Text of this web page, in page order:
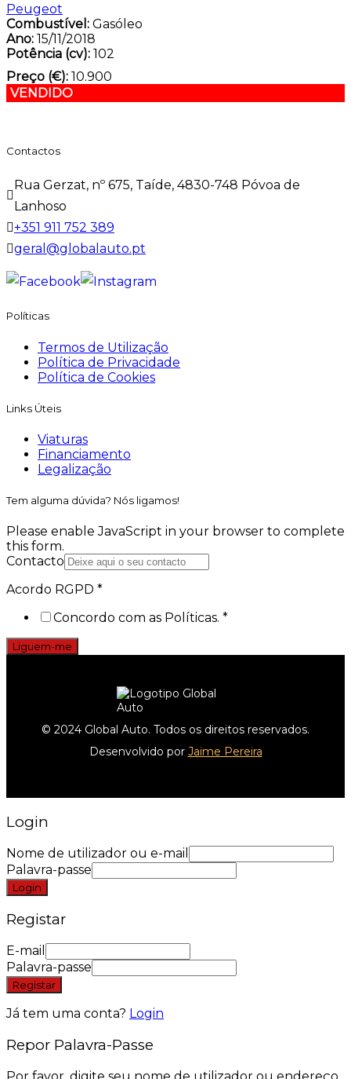
Peugeot
Combustível: Gasóleo
Ano: 15/11/2018
Potência (cv): 102
Preço (€): 10.900
VENDIDO
Contactos
Rua Gerzat, nº 675, Taíde, 4830-748 Póvoa de
Lanhoso
+351 911 752 389
geral@globalauto.pt
Políticas
Termos de Utilização
Política de Privacidade
Política de Cookies
Links Úteis
Viaturas
Financiamento
Legalização
Tem alguma dúvida? Nós ligamos!
Please enable JavaScript in your browser to complete
this form.
Contacto
Acordo
RGPD
Acordo RGPD *
Concordo com as Políticas. *
Liguem-me
© 2024 Global Auto. Todos os direitos reservados.
Desenvolvido por Jaime Pereira
Login
Nome de utilizador ou e-mail
Palavra-passe
Login
Registar
E-mail
Palavra-passe
Registar
Já tem uma conta? Login
Repor Palavra-Passe
Por favor, digite seu nome de utilizador ou endereço